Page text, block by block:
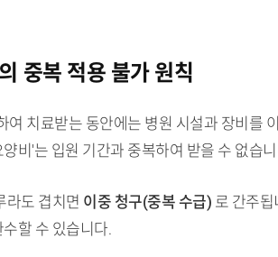
중복 적용 불가 원칙
치료받는 동안에는 병원 시설과 장비를
비'는 입원 기간과 중복하여 받을 수 없습
라도 겹치면 이중 청구(중복 수급) 로 간주
할 수 있습니다.